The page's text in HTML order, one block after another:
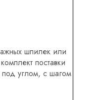
шпилек или
поставки
под углом, с шагом